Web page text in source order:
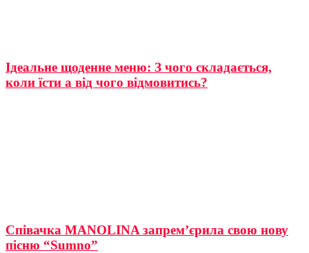
Ідеальне щоденне меню: З чого складається,
коли їсти а від чого відмовитись?
Співачка MANOLINA запрем’єрила свою нову
пісню “Sumno”